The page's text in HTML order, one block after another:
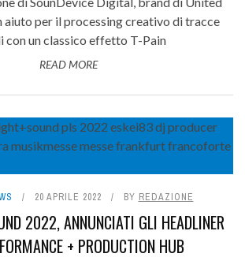
aiuto per il processing creativo di tracce
con un classico effetto T-Pain
READ MORE
20 APRILE 2022 BY REDAZIONE
2022, ANNUNCIATI GLI HEADLINER
+ PRODUCTION HUB